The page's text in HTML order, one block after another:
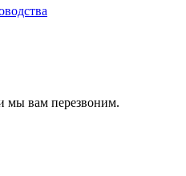
мы вам перезвоним.